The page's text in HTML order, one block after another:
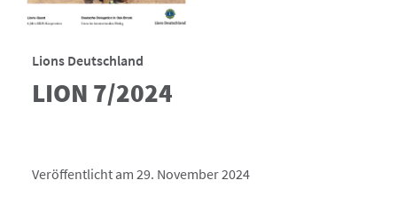
Lions Deutschland
LION 7/2024
Veröffentlicht am 29. November 2024